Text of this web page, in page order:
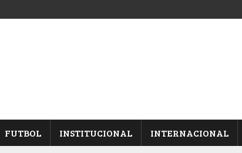
FUTBOL INSTITUCIONAL INTERNACIONAL